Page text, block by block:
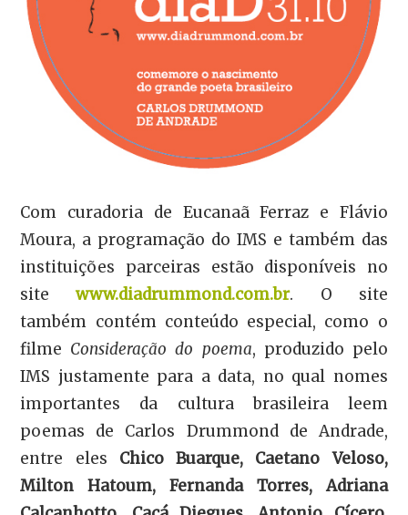
Com curadoria de Eucanaã Ferraz e Flávio
Moura, a programação do IMS e também das
instituições parceiras estão disponíveis no
sitewww.diadrummond.com.br. O site
também contém conteúdo especial, como o
filme Consideração do poema, produzido pelo
IMS justamente para a data, no qual nomes
importantes da cultura brasileira leem
poemas de Carlos Drummond de Andrade,
entre eles Chico Buarque, Caetano Veloso,
Milton Hatoum, Fernanda Torres, Adriana